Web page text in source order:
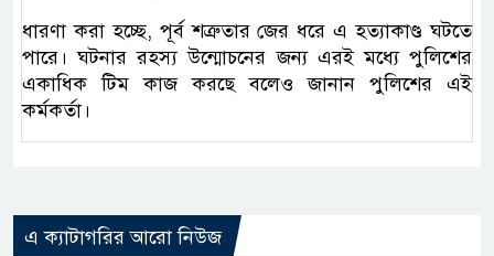
ধারণা করা হচ্ছে, পূর্ব শত্রুতার জের ধরে এ হত্যাকাণ্ড ঘটতে
পারে। ঘটনার রহস্য উন্মোচনের জন্য এরই মধ্যে পুলিশের
একাধিক টিম কাজ করছে বলেও জানান পুলিশের এই
কর্মকর্তা।
এ ক্যাটাগরির আরো নিউজ